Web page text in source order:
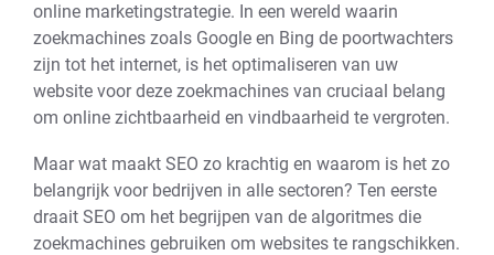
online marketingstrategie. In een wereld waarin
zoekmachines zoals Google en Bing de poortwachters
zijn tot het internet, is het optimaliseren van uw
website voor deze zoekmachines van cruciaal belang
om online zichtbaarheid en vindbaarheid te vergroten.
Maar wat maakt SEO zo krachtig en waarom is het zo
belangrijk voor bedrijven in alle sectoren? Ten eerste
draait SEO om het begrijpen van de algoritmes die
zoekmachines gebruiken om websites te rangschikken.